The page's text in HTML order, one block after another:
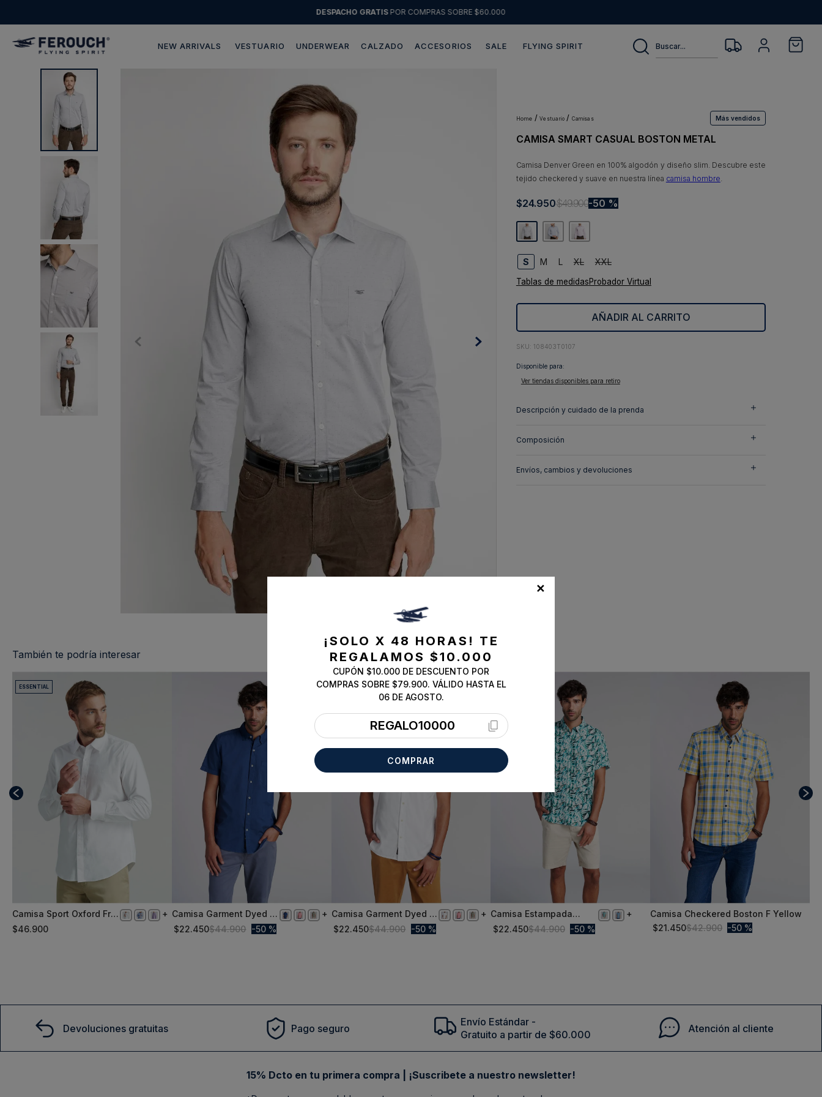
DESPACHO GRATISPOR COMPRAS SOBRE $60.000
NEW ARRIVALS VESTUARIO UNDERWEAR CALZADO ACCESORIOS SALE FLYING SPIRIT
Buscar...
vestuario camisas Más vendidos
CAMISA SMART CASUAL BOSTON METAL
Camisa Denver Green en 100% algodón y diseño slim. Descubre este
tejido checkered y suave en nuestra línea camisa hombre.
$24.950$49.900 50 %
S M L XL XXL
Tablas de medidasProbador Virtual
AÑADIR AL CARRITO
: 108403T0107
Disponible para:
Ver tiendas disponibles para retiro
Descripción y cuidado de la prenda
Composición
Envíos, cambios y devoluciones
También te podría interesar
S
ESSENTIAL
Camisa Sport Oxford Fr
White
$46.900
S
Camisa Garment Dyed Fj
Indigo
$22.450$44.900 50 %
XXL
Camisa Garment Dyed Fj
Ecru
$22.450$44.900 50 %
XXL
Camisa Estampada
Hojas Fj River
$22.450$44.900 50 %
S
Camisa Checkered Boston F Yellow
$21.450$42.900 50 %
Devoluciones gratuitas Pago seguro
Envío Estándar -
Gratuito a partir de $60.000
Atención al cliente
15% Dcto en tu primera compra | ¡Suscribete a nuestro newsletter!
✕
¡SOLO X 48 HORAS! TE
REGALAMOS $10.000
CUPÓN $10.000 DE DESCUENTO POR
COMPRAS SOBRE $79.900. VÁLIDO HASTA EL
06 DE AGOSTO.
REGALO10000
COMPRAR